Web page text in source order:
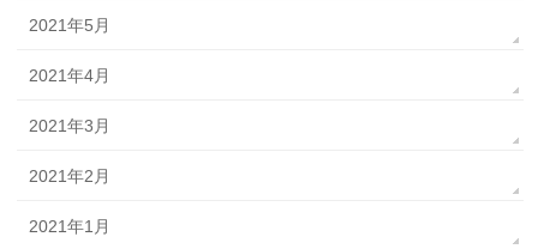
2021年5月
2021年4月
2021年3月
2021年2月
2021年1月